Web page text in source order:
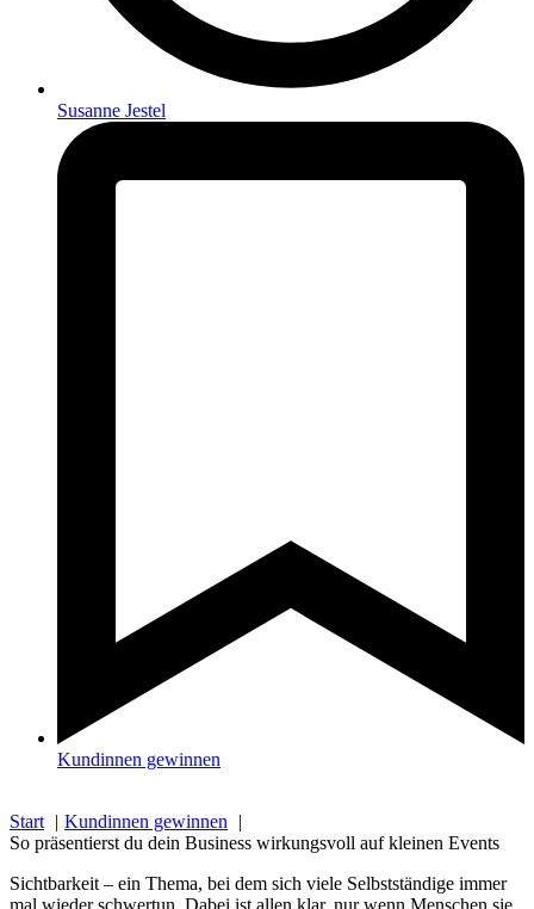
Susanne Jestel
Kundinnen gewinnen
Start
Kundinnen gewinnen
So präsentierst du dein Business wirkungsvoll auf kleinen Events
Sichtbarkeit – ein Thema, bei dem sich viele Selbstständige immer